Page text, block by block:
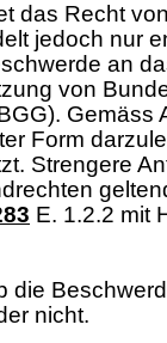
das Recht
jedoch nur
an
von
). Gemäss
Form
Strengere
E. 1.2.2 mit
die
nicht.